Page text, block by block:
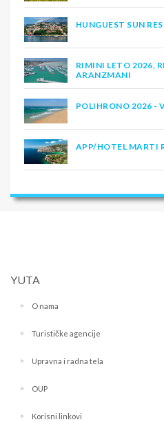
HUNGUEST SUN
RIMINI LETO 2026,
ARANZMANI
POLIHRONO 2026 -
APP/HOTEL MARTI
YUTA
O nama
Turističke agencije
Upravna i radna tela
OUP
Korisni linkovi